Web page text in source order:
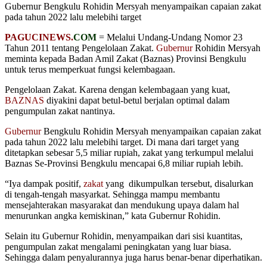
Gubernur Bengkulu Rohidin Mersyah menyampaikan capaian zakat
pada tahun 2022 lalu melebihi target
PAGUCINEWS.COM = Melalui Undang-Undang Nomor 23
Tahun 2011 tentang Pengelolaan Zakat. GubernurRohidin Mersyah
meminta kepada Badan Amil Zakat (Baznas) Provinsi Bengkulu
untuk terus memperkuat fungsi kelembagaan.
Pengelolaan Zakat. Karena dengan kelembagaan yang kuat,
BAZNAS diyakini dapat betul-betul berjalan optimal dalam
pengumpulan zakat nantinya.
GubernurBengkulu Rohidin Mersyah menyampaikan capaian zakat
pada tahun 2022 lalu melebihi target. Di mana dari target yang
ditetapkan sebesar 5,5 miliar rupiah, zakat yang terkumpul melalui
Baznas Se-Provinsi Bengkulu mencapai 6,8 miliar rupiah lebih.
“Iya dampak positif, zakat yang dikumpulkan tersebut, disalurkan
di tengah-tengah masyarkat. Sehingga mampu membantu
mensejahterakan masyarakat dan mendukung upaya dalam hal
menurunkan angka kemiskinan,” kata Gubernur Rohidin.
Selain itu Gubernur Rohidin, menyampaikan dari sisi kuantitas,
pengumpulan zakat mengalami peningkatan yang luar biasa.
Sehingga dalam penyalurannya juga harus benar-benar diperhatikan.